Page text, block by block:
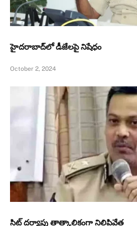
హైదరాబాద్‌లో డీజేలపై నిషేధం
October 2, 2024
సిట్‌ దర్యాప్తు తాత్కాలికంగా నిలిపివేత